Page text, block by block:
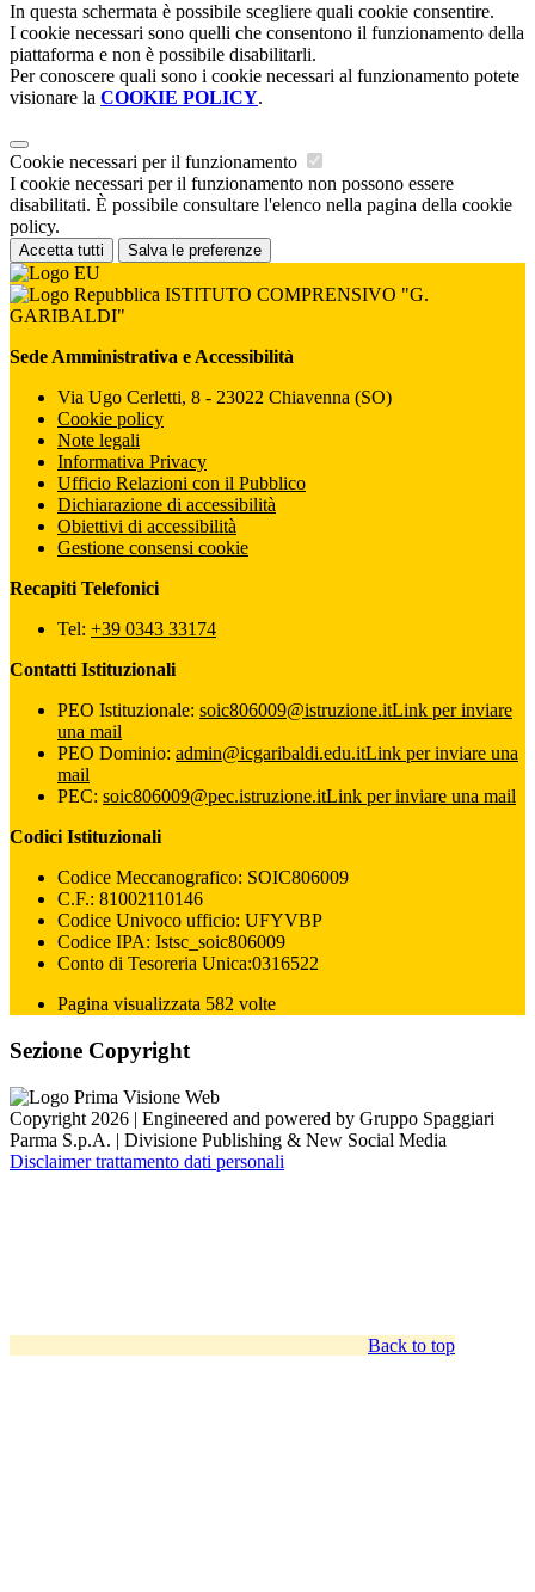
In questa schermata è possibile scegliere quali cookie consentire.
I cookie necessari sono quelli che consentono il funzionamento della
piattaforma e non è possibile disabilitarli.
Per conoscere quali sono i cookie necessari al funzionamento potete
visionare la COOKIE POLICY.
Cookie necessari per il funzionamento
I cookie necessari per il funzionamento non possono essere
disabilitati. È possibile consultare l'elenco nella pagina della cookie
policy.
Accetta tutti Salva le preferenze
ISTITUTO COMPRENSIVO "G.
GARIBALDI"
Sede Amministrativa e Accessibilità
Via Ugo Cerletti, 8 - 23022 Chiavenna (SO)
Cookie policy
Note legali
Informativa Privacy
Ufficio Relazioni con il Pubblico
Dichiarazione di accessibilità
Obiettivi di accessibilità
Gestione consensi cookie
Recapiti Telefonici
Tel: +39 0343 33174
Contatti Istituzionali
PEO Istituzionale: soic806009@istruzione.itLink per inviare
una mail
PEO Dominio: admin@icgaribaldi.edu.itLink per inviare una
mail
PEC: soic806009@pec.istruzione.itLink per inviare una mail
Codici Istituzionali
Codice Meccanografico: SOIC806009
C.F.: 81002110146
Codice Univoco ufficio: UFYVBP
Codice IPA: Istsc_soic806009
Conto di Tesoreria Unica:0316522
Pagina visualizzata 582 volte
Sezione Copyright
Copyright 2026 | Engineered and powered by Gruppo Spaggiari
Parma S.p.A. | Divisione Publishing & New Social Media
Disclaimer trattamento dati personali
Back to top